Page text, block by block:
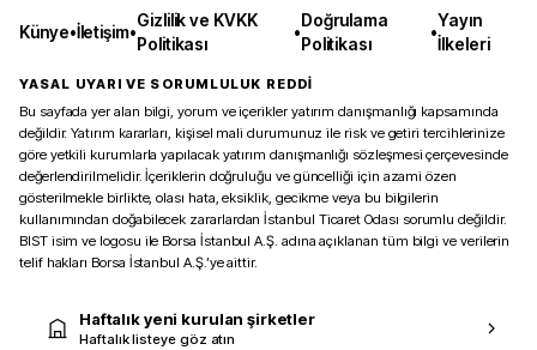
Künye•İletişim•
Gizlilik ve KVKK
Politikası
•
Doğrulama
Politikası
•
Yayın
İlkeleri
YASAL UYARI VE SORUMLULUK REDDİ
Bu sayfada yer alan bilgi, yorum ve içerikler yatırım danışmanlığı kapsamında
değildir. Yatırım kararları, kişisel mali durumunuz ile risk ve getiri tercihlerinize
göre yetkili kurumlarla yapılacak yatırım danışmanlığı sözleşmesi çerçevesinde
değerlendirilmelidir. İçeriklerin doğruluğu ve güncelliği için azami özen
gösterilmekle birlikte, olası hata, eksiklik, gecikme veya bu bilgilerin
kullanımından doğabilecek zararlardan İstanbul Ticaret Odası sorumlu değildir.
BIST isim ve logosu ile Borsa İstanbul A.Ş. adına açıklanan tüm bilgi ve verilerin
telif hakları Borsa İstanbul A.Ş.’ye aittir.
Haftalık yeni kurulan şirketler
Haftalık listeye göz atın